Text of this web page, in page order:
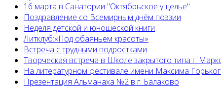
16 марта в Санатории "Октябрьское ущелье"
Поздравление со Всемирным днём поэзии
Неделя детской и юношеской книги
Литклуб:«Под обаяньем красоты»
Встреча с трудными подростками
Творческая встреча в Школе закрытого типа г.
На литературном фестивале имени Максима
Презентация Альманаха №2 в г. Балаково